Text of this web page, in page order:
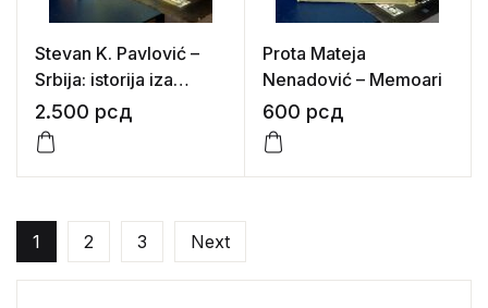
Stevan K. Pavlović –
Srbija: istorija iza
imena
2.500 рсд
Prota Mateja
Nenadović – Memoari
600 рсд
1 2 3 Next